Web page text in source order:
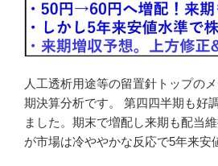
人工透析用途等の留置針トップの
期決算分析です。 第四四半期も好
ました。期末で増配し来期も配当
が市場は冷ややかな反応で5年来安